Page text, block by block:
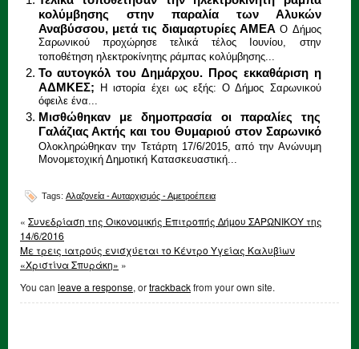
κολύμβησης στην παραλία των Αλυκών
Αναβύσσου, μετά τις διαμαρτυρίες ΑΜΕΑ O Δήμος
Σαρωνικού προχώρησε τελικά τέλος Ιουνίου, στην
τοποθέτηση ηλεκτροκίνητης ράμπας κολύμβησης...
Το αυτογκόλ του Δημάρχου. Προς εκκαθάριση η
ΑΔΜΚΕΣ;
Η ιστορία έχει ως εξής: Ο Δήμος Σαρωνικού
όφειλε ένα...
Μισθώθηκαν με δημοπρασία οι παραλίες της
Γαλάζιας Ακτής και του Θυμαριού στον Σαρωνικό
Ολοκληρώθηκαν την Τετάρτη 17/6/2015, από την Ανώνυμη
Μονομετοχική Δημοτική Κατασκευαστική...
Tags: Αλαζονεία - Αυταρχισμός - Αμετροέπεια
« Συνεδρίαση της Οικονοµικής Επιτροπής ∆ήµου ΣΑΡΩΝΙΚΟΥ της
14/6/2016
Με τρεις ιατρούς ενισχύεται το Κέντρο Υγείας Καλυβίων
«Χριστίνα Σπυράκη» »
You can leave a response, ortrackbackfrom your own site.